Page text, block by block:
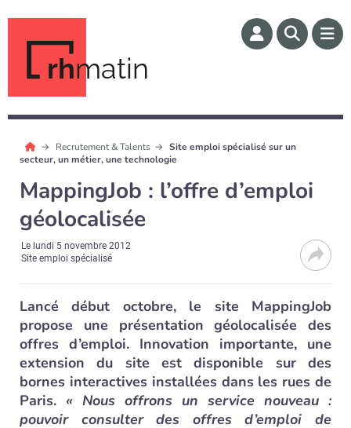
rhmatin
Recrutement & Talents
Site emploi spécialisé sur un
secteur, un métier, une technologie
MappingJob : l’offre d’emploi
géolocalisée
Le lundi 5 novembre 2012
Site emploi spécialisé
Lancé début octobre, le site MappingJob
propose une présentation géolocalisée des
offres d’emploi. Innovation importante, une
extension du site est disponible sur des
bornes interactives installées dans les rues de
Paris. « Nous offrons un service nouveau :
pouvoir consulter des offres d’emploi de